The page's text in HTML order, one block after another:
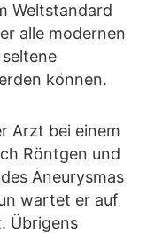
Weltstandard
alle modernen
können.
Arzt bei einem
Röntgen und
Aneurysmas
wartet er auf
Übrigens